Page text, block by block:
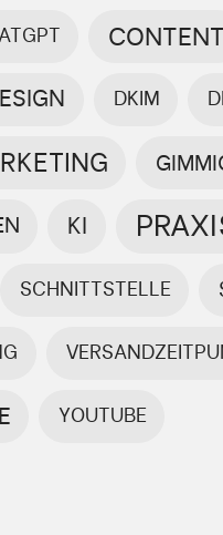
CONTENT
DKIM
KI
SCHNITTSTELLE
YOUTUBE